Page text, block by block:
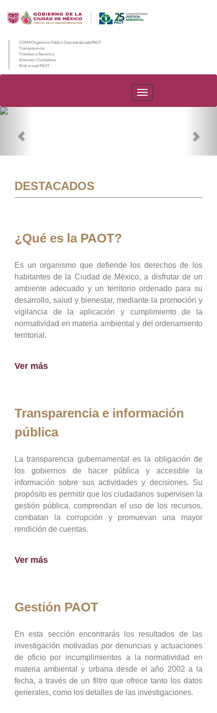
CDMX/Organismo Público Descentralizado/PAOT
Transparencia
Trámites y Servicios
Atención Ciudadana
Web e-mail PAOT
PAOT
DESTACADOS
¿Qué es la PAOT?
Es un organismo que defiende los derechos de los
habitantes de la Ciudad de México, a disfrutar de un
ambiente adecuado y un territorio ordenado para su
desarrollo, salud y bienestar, mediante la promoción y
vigilancia de la aplicación y cumplimiento de la
normatividad en materia ambiental y del ordenamiento
territorial.
Ver más
Transparencia e información
pública
La transparencia gubernamental es la obligación de
los gobiernos de hacer pública y accesible la
información sobre sus actividades y decisiones. Su
propósito es permitir que los ciudadanos supervisen la
gestión pública, comprendan el uso de los recursos,
combatan la corrupción y promuevan una mayor
rendición de cuentas.
Ver más
Gestión PAOT
En esta sección encontrarás los resultados de las
investigación motivadas por denuncias y actuaciones
de oficio por incumplimientos a la normatividad en
materia ambiental y urbana desde el año 2002 a la
fecha, a través de un filtro que ofrece tanto los datos
generales, como los detalles de las investigaciones.